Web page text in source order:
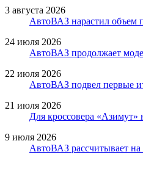
3 августа 2026
АвтоВАЗ нарастил объем
24 июля 2026
АвтоВАЗ продолжает
22 июля 2026
АвтоВАЗ подвел первые
21 июля 2026
Для кроссовера «Азимут»
9 июля 2026
АвтоВАЗ рассчитывает на